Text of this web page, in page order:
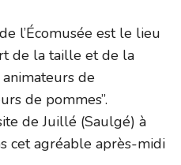
l’Écomusée est le lieu
de la taille et de la
de
de pommes”.
de Juillé (Saulgé) à
cet agréable après-midi